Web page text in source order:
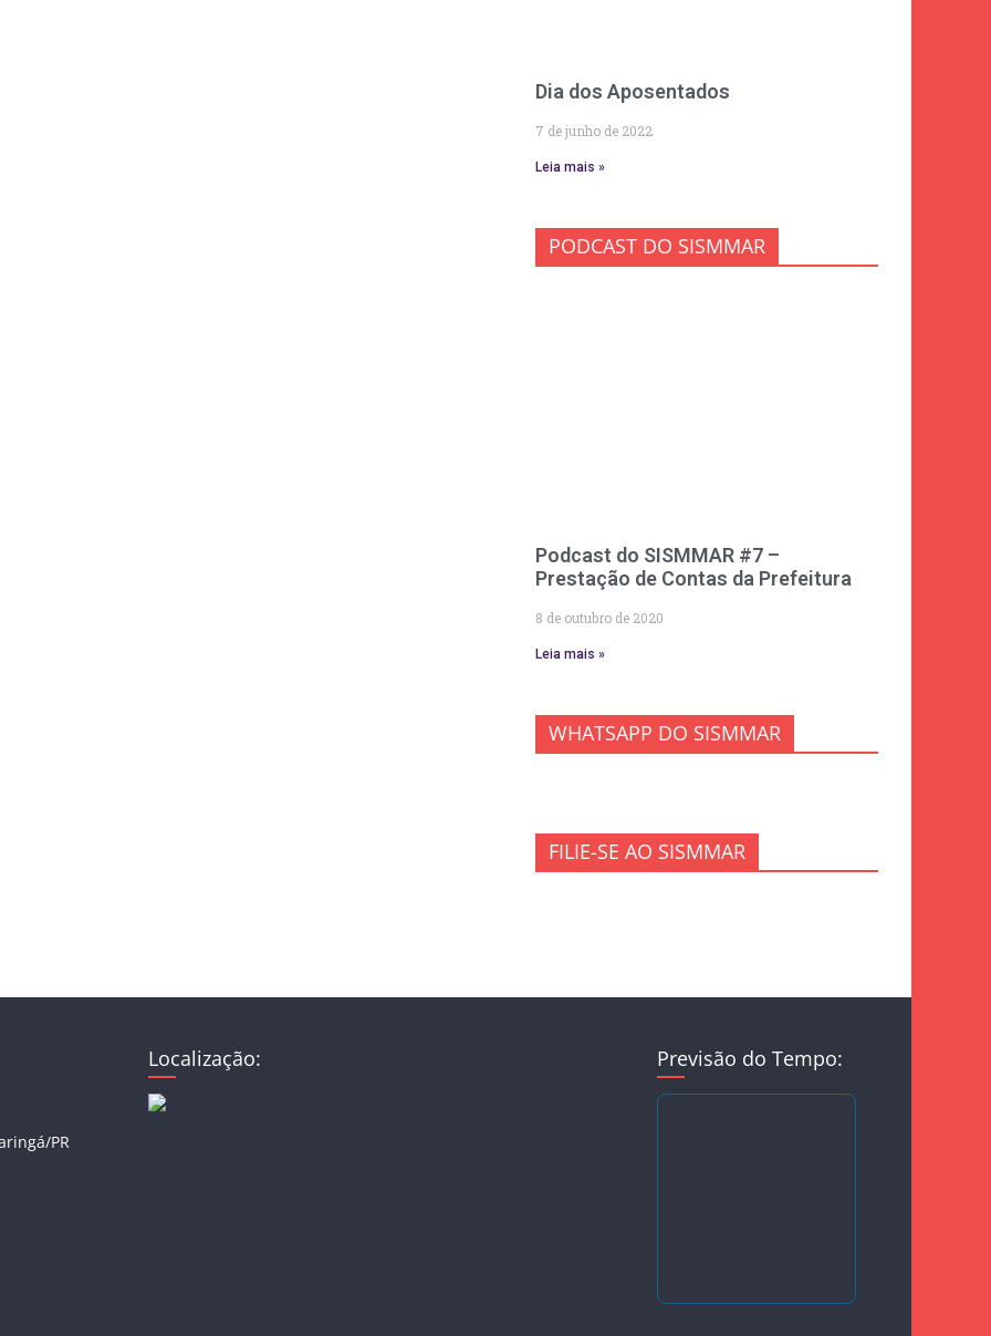
Dia dos Aposentados
7 de junho de 2022
Leia mais »
PODCAST DO SISMMAR
Podcast do SISMMAR #7 –
Prestação de Contas da Prefeitura
8 de outubro de 2020
Leia mais »
WHATSAPP DO SISMMAR
FILIE-SE AO SISMMAR
PR
Localização: Previsão do Tempo: